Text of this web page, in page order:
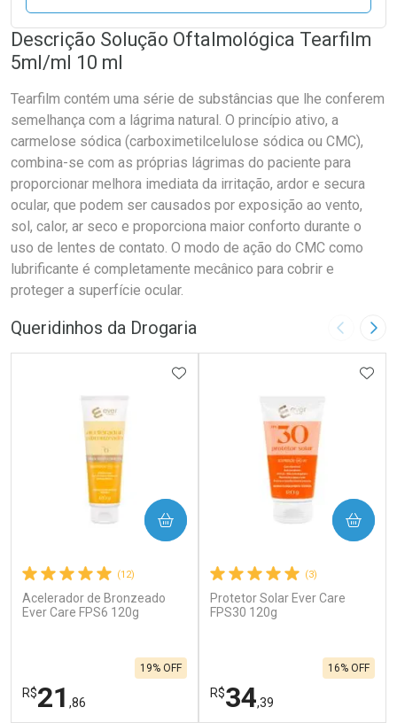
Descrição Solução Oftalmológica Tearfilm
5ml/ml 10 ml
Tearfilm contém uma série de substâncias que lhe conferem
semelhança com a lágrima natural. O princípio ativo, a
carmelose sódica (carboximetilcelulose sódica ou CMC),
combina-se com as próprias lágrimas do paciente para
proporcionar melhora imediata da irritação, ardor e secura
ocular, que podem ser causados por exposição ao vento,
sol, calor, ar seco e proporciona maior conforto durante o
uso de lentes de contato. O modo de ação do CMC como
lubrificante é completamente mecânico para cobrir e
proteger a superfície ocular.
Queridinhos da Drogaria Imagem
(12)
Acelerador de Bronzeado
Ever Care FPS6 120g
R$21 ,86
19% OFF
ADICIONAR AOS FAVORITOS
COMPRAR
(3)
Protetor Solar Ever Care
FPS30 120g
R$34,39
16% OFF
COMPRAR